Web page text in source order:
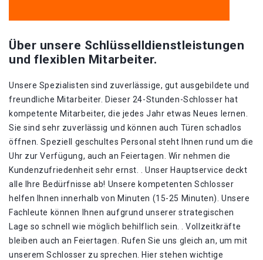
Über unsere Schlüsselldienstleistungen
und flexiblen Mitarbeiter.
Unsere Spezialisten sind zuverlässige, gut ausgebildete und
freundliche Mitarbeiter. Dieser 24-Stunden-Schlosser hat
kompetente Mitarbeiter, die jedes Jahr etwas Neues lernen.
Sie sind sehr zuverlässig und können auch Türen schadlos
öffnen. Speziell geschultes Personal steht Ihnen rund um die
Uhr zur Verfügung, auch an Feiertagen. Wir nehmen die
Kundenzufriedenheit sehr ernst. . Unser Hauptservice deckt
alle Ihre Bedürfnisse ab! Unsere kompetenten Schlosser
helfen Ihnen innerhalb von Minuten (15-25 Minuten). Unsere
Fachleute können Ihnen aufgrund unserer strategischen
Lage so schnell wie möglich behilflich sein. . Vollzeitkräfte
bleiben auch an Feiertagen. Rufen Sie uns gleich an, um mit
unserem Schlosser zu sprechen. Hier stehen wichtige